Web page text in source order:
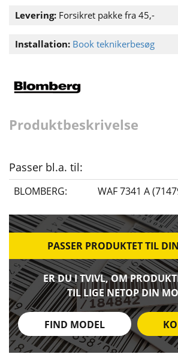
Levering: Forsikret pakke fra 45,-
Installation: Book teknikerbesøg
Produktbeskrivelse
Passer bl.a. til:
BLOMBERG: WAF 7341 A
PASSER PRODUKTET TIL
ER DU I TVIVL, OM
TIL LIGE NETOP DIN
FIND MODEL